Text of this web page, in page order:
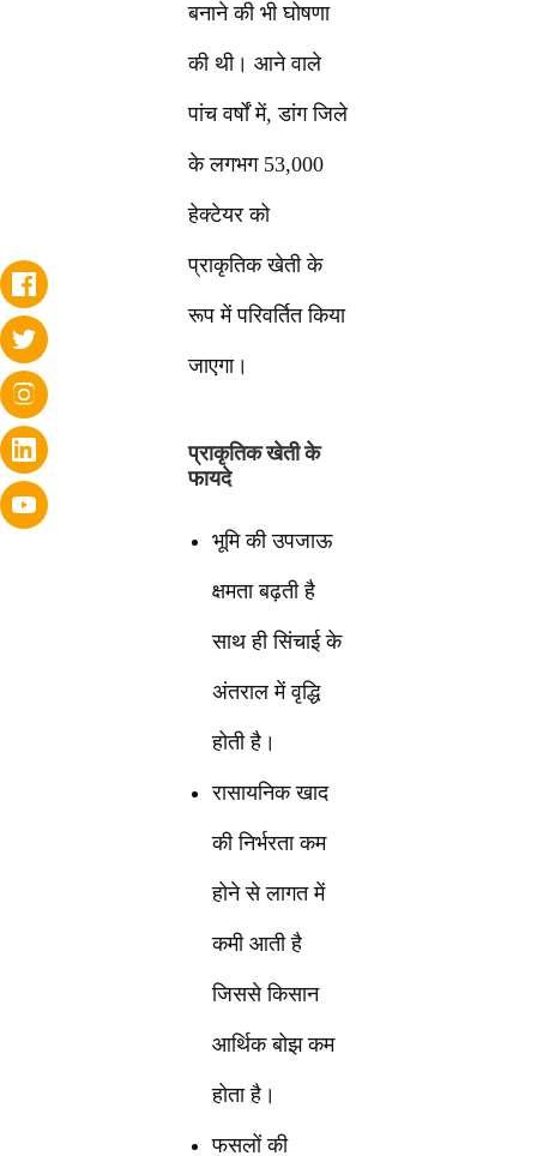
बनाने की भी घोषणा
की थी। आने वाले
पांच वर्षों में, डांग जिले
के लगभग 53,000
हेक्टेयर को
प्राकृतिक खेती के
रूप में परिवर्तित किया
जाएगा।
प्राकृतिक खेती के
फायदे
भूमि की उपजाऊ
क्षमता बढ़ती है
साथ ही सिंचाई के
अंतराल में वृद्धि
होती है।
रासायनिक खाद
की निर्भरता कम
होने से लागत में
कमी आती है
जिससे किसान
आर्थिक बोझ कम
होता है।
फसलों की